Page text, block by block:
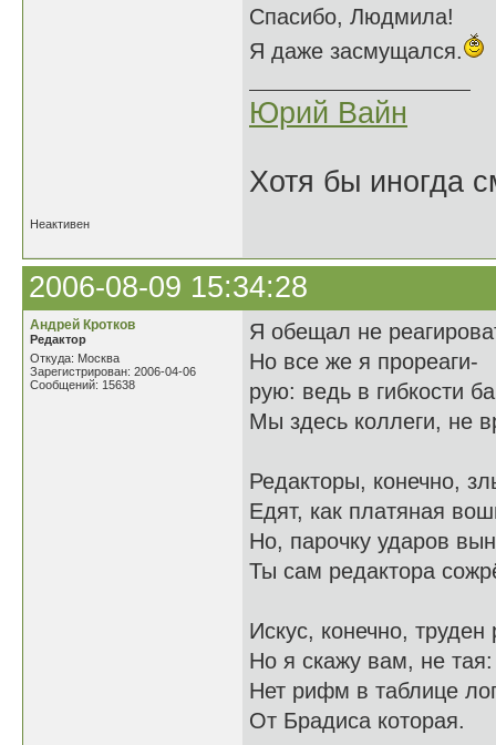
Спасибо, Людмила!
Я даже засмущался.
Юрий Вайн
Хотя бы иногда
Неактивен
2006-08-09 15:34:28
Андрей Кротков
Редактор
Откуда: Москва
Зарегистрирован: 2006-04-06
Сообщений: 15638
Я обещал не
Но все же я прореаги-
рую: ведь в гибкости
Мы здесь коллеги, не
Редакторы, конечно,
Едят, как платяная
Но, парочку ударов
Ты сам редактора
Искус, конечно,
Но я скажу вам, не тая:
Нет рифм в таблице
От Брадиса которая.